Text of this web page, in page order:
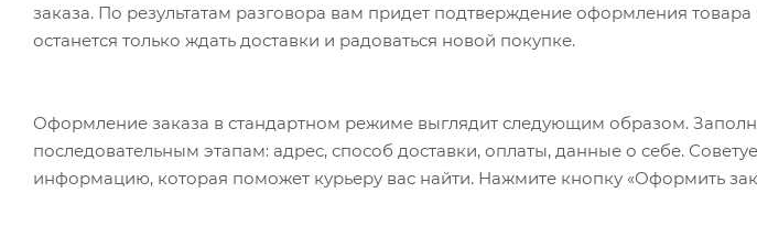
заказа. По результатам разговора вам придет подтверждение оформления
останется только ждать доставки и радоваться новой покупке.
Оформление заказа в стандартном режиме выглядит следующим образом.
последовательным этапам: адрес, способ доставки, оплаты, данные о себе.
информацию, которая поможет курьеру вас найти. Нажмите кнопку «Оформить